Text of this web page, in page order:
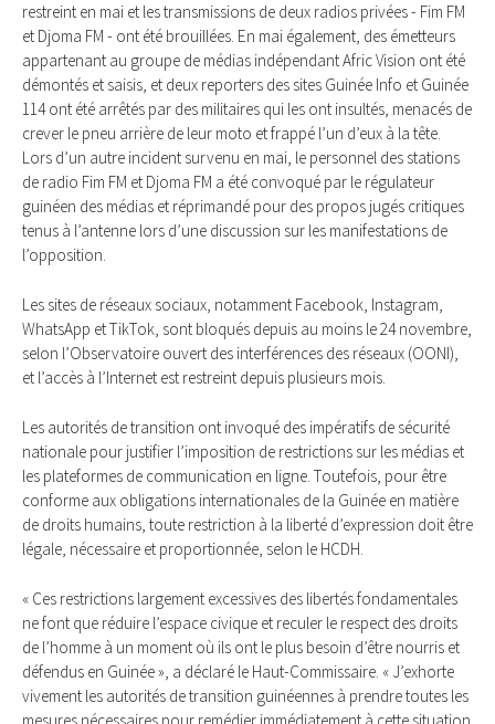
restreint en mai et les transmissions de deux radios privées - Fim FM
et Djoma FM - ont été brouillées. En mai également, des émetteurs
appartenant au groupe de médias indépendant Afric Vision ont été
démontés et saisis, et deux reporters des sites Guinée Info et Guinée
114 ont été arrêtés par des militaires qui les ont insultés, menacés de
crever le pneu arrière de leur moto et frappé l’un d’eux à la tête.
Lors d’un autre incident survenu en mai, le personnel des stations
de radio Fim FM et Djoma FM a été convoqué par le régulateur
guinéen des médias et réprimandé pour des propos jugés critiques
tenus à l’antenne lors d’une discussion sur les manifestations de
l’opposition.
Les sites de réseaux sociaux, notamment Facebook, Instagram,
WhatsApp et TikTok, sont bloqués depuis au moins le 24 novembre,
selon l’Observatoire ouvert des interférences des réseaux (OONI),
et l’accès à l’Internet est restreint depuis plusieurs mois.
Les autorités de transition ont invoqué des impératifs de sécurité
nationale pour justifier l’imposition de restrictions sur les médias et
les plateformes de communication en ligne. Toutefois, pour être
conforme aux obligations internationales de la Guinée en matière
de droits humains, toute restriction à la liberté d’expression doit être
légale, nécessaire et proportionnée, selon le HCDH.
« Ces restrictions largement excessives des libertés fondamentales
ne font que réduire l’espace civique et reculer le respect des droits
de l’homme à un moment où ils ont le plus besoin d’être nourris et
défendus en Guinée », a déclaré le Haut-Commissaire. « J’exhorte
vivement les autorités de transition guinéennes à prendre toutes les
mesures nécessaires pour remédier immédiatement à cette situation